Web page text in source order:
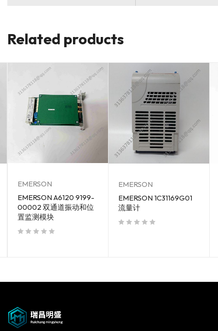
Related products
EMERSON
EMERSON A6120 9199-
00002 双通道振动和位
置监测模块
EMERSON
EMERSON 1C31169G01
流量计